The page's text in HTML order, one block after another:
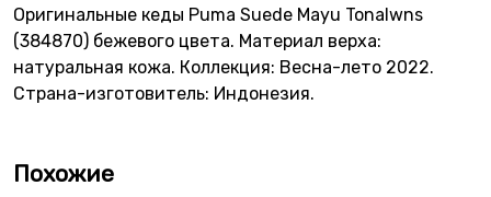
Оригинальные кеды Puma Suede Mayu Tonalwns
(384870) бежевого цвета. Материал верха:
натуральная кожа. Коллекция: Весна-лето 2022.
Страна-изготовитель: Индонезия.
Похожие